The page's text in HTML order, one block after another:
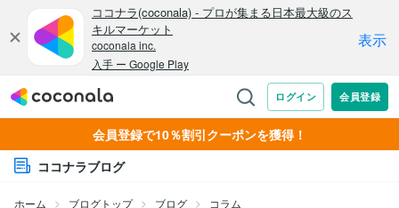
会員登録で10％割引クーポンを獲得！
ココナラブログ
ホーム ブログトップ ブログ コラム